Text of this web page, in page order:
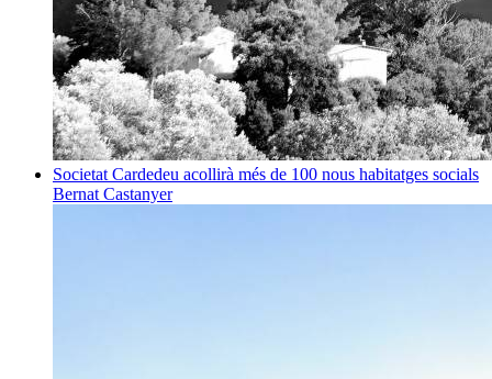
Societat Cardedeu acollirà més de 100 nous habitatges socials
Bernat Castanyer